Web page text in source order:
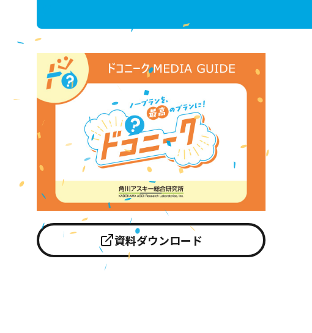
資料ダウンロード